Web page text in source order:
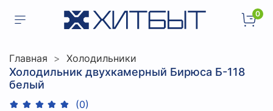
0
Главная Холодильники
Холодильник двухкамерный Бирюса Б-118
белый
(0)